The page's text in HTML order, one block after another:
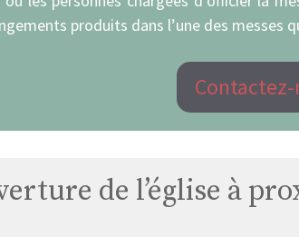
produits dans l’une des messes
de l’église à